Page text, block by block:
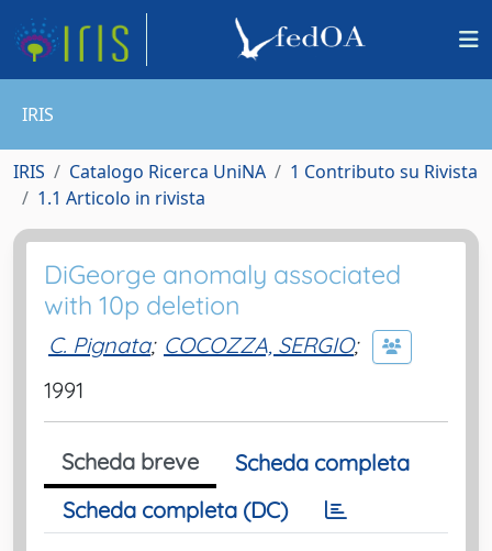
IRIS
IRIS Catalogo Ricerca UniNA
1 Contributo su Rivista
1.1 Articolo in rivista
DiGeorge anomaly associated
with 10p deletion
C. Pignata; COCOZZA, SERGIO;
1991
Scheda breve
Scheda completa
Scheda completa (DC)